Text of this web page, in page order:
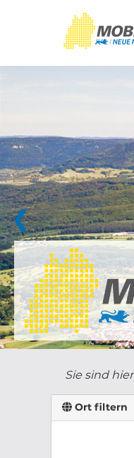
❮
Sie sind hier
Ort filtern